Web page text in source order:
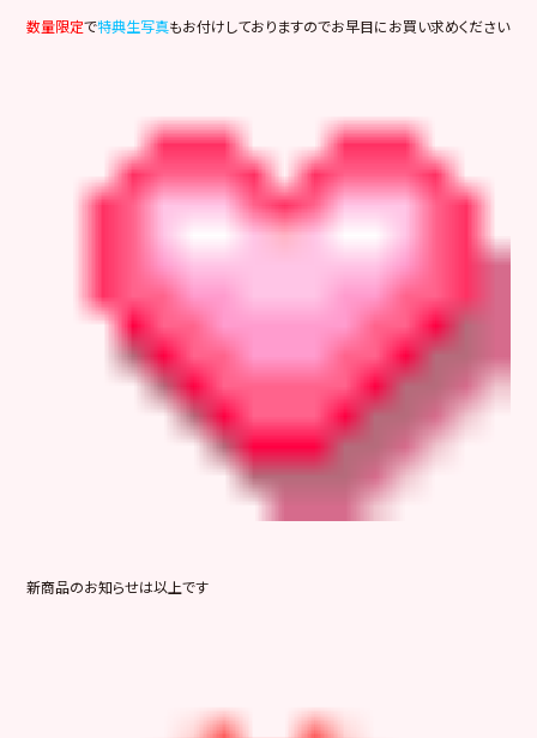
数量限定で特典生写真もお付けしておりますのでお早目にお買い求めください
新商品のお知らせは以上です